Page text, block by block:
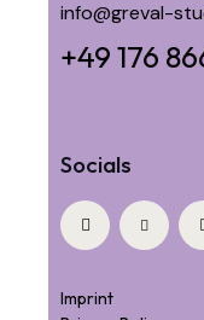
info@greval-
+49 176
Socials
Imprint